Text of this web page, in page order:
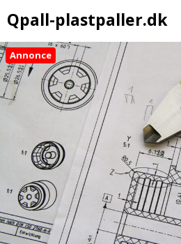
Qpall-plastpaller.dk
Annonce